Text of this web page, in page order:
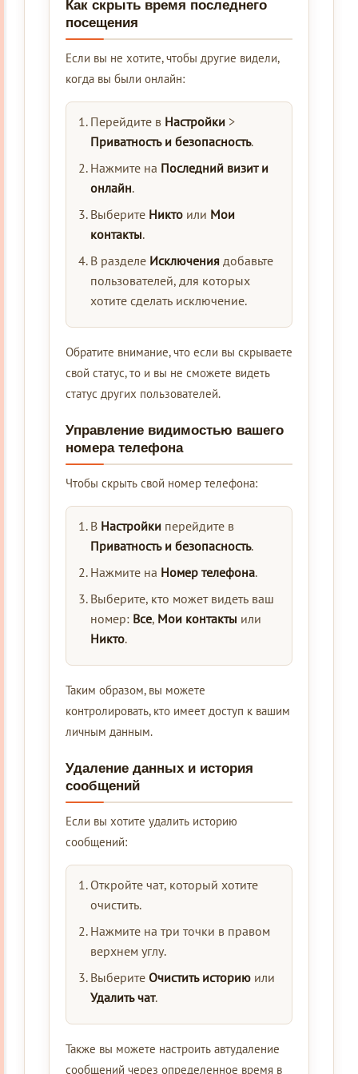
Как скрыть время последнего
посещения
Если вы не хотите, чтобы другие видели,
когда вы были онлайн:
Перейдите в Настройки >
Приватность и безопасность.
Нажмите на Последний визит и
онлайн.
Выберите Никто или Мои
контакты.
В разделе Исключения добавьте
пользователей, для которых
хотите сделать исключение.
Обратите внимание, что если вы скрываете
свой статус, то и вы не сможете видеть
статус других пользователей.
Управление видимостью вашего
номера телефона
Чтобы скрыть свой номер телефона:
В Настройки перейдите в
Приватность и безопасность.
Нажмите на Номер телефона.
Выберите, кто может видеть ваш
номер: Все, Мои контакты или
Никто.
Таким образом, вы можете
контролировать, кто имеет доступ к вашим
личным данным.
Удаление данных и история
сообщений
Если вы хотите удалить историю
сообщений:
Откройте чат, который хотите
очистить.
Нажмите на три точки в правом
верхнем углу.
Выберите Очистить историю или
Удалить чат.
Также вы можете настроить автудаление
сообщений через определенное время в